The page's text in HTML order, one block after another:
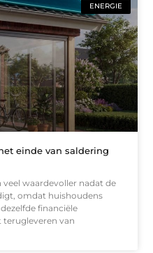
ENERGIE
einde van saldering
waardevoller nadat de
omdat huishoudens
financiële
van